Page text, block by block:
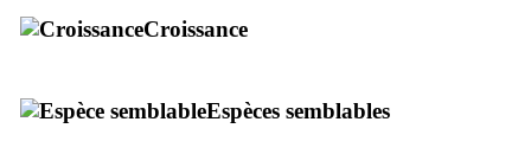
Croissance
Espèces semblables